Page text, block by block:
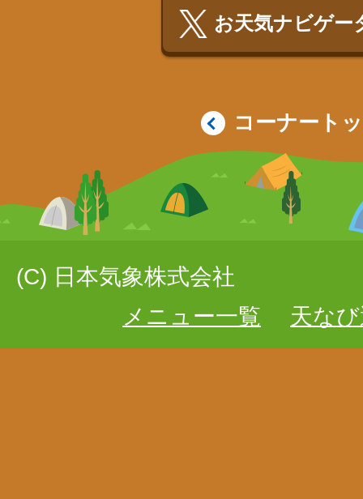
お天気ナビゲー
コーナート
(C) 日本気象株式会社
メニュー一覧
天な